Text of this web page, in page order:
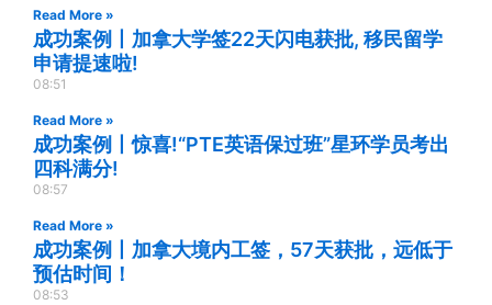
Read More »
成功案例丨加拿大学签22天闪电获批, 移民留学
申请提速啦!
08:51
Read More »
成功案例丨惊喜!“PTE英语保过班”星环学员考出
四科满分!
08:57
Read More »
成功案例丨加拿大境内工签，57天获批，远低于
预估时间！
08:53